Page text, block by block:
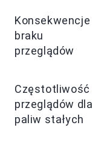
Konsekwencje
braku
przeglądów
Częstotliwość
przeglądów dla
paliw stałych